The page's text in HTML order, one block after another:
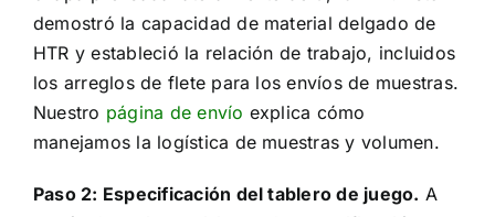
demostró la capacidad de material delgado de
HTR y estableció la relación de trabajo, incluidos
los arreglos de flete para los envíos de muestras.
Nuestro página de envío explica cómo
manejamos la logística de muestras y volumen.
Paso 2: Especificación del tablero de juego. A